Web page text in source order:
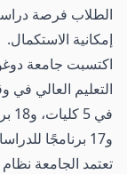
الطلاب فرصة
إمكانية الاستكمال.
اكتسبت جامعة
و17 برنامجًا للدراسات العليا و7 برامج دكتوراه في معهدين.